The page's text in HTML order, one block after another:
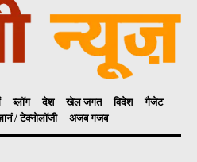
ब्लॉग देश खेल जगत विदेश
गैजेट
/ टेक्नोलॉजी अजब गजब